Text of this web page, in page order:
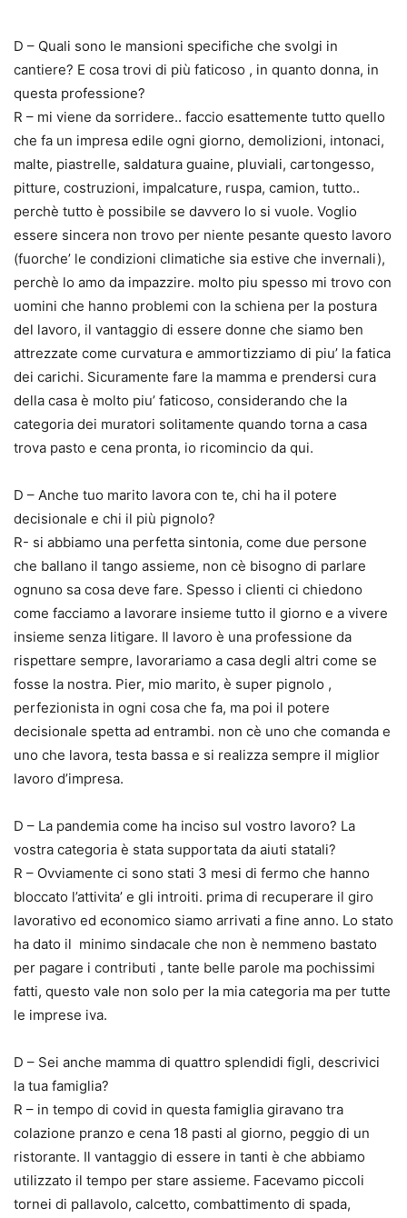
D – Quali sono le mansioni specifiche che svolgi in
cantiere? E cosa trovi di più faticoso , in quanto donna, in
questa professione?
R – mi viene da sorridere.. faccio esattemente tutto quello
che fa un impresa edile ogni giorno, demolizioni, intonaci,
malte, piastrelle, saldatura guaine, pluviali, cartongesso,
pitture, costruzioni, impalcature, ruspa, camion, tutto..
perchè tutto è possibile se davvero lo si vuole. Voglio
essere sincera non trovo per niente pesante questo lavoro
(fuorche’ le condizioni climatiche sia estive che invernali),
perchè lo amo da impazzire. molto piu spesso mi trovo con
uomini che hanno problemi con la schiena per la postura
del lavoro, il vantaggio di essere donne che siamo ben
attrezzate come curvatura e ammortizziamo di piu’ la fatica
dei carichi. Sicuramente fare la mamma e prendersi cura
della casa è molto piu’ faticoso, considerando che la
categoria dei muratori solitamente quando torna a casa
trova pasto e cena pronta, io ricomincio da qui.
D – Anche tuo marito lavora con te, chi ha il potere
decisionale e chi il più pignolo?
R- si abbiamo una perfetta sintonia, come due persone
che ballano il tango assieme, non cè bisogno di parlare
ognuno sa cosa deve fare. Spesso i clienti ci chiedono
come facciamo a lavorare insieme tutto il giorno e a vivere
insieme senza litigare. Il lavoro è una professione da
rispettare sempre, lavorariamo a casa degli altri come se
fosse la nostra. Pier, mio marito, è super pignolo ,
perfezionista in ogni cosa che fa, ma poi il potere
decisionale spetta ad entrambi. non cè uno che comanda e
uno che lavora, testa bassa e si realizza sempre il miglior
lavoro d’impresa.
D – La pandemia come ha inciso sul vostro lavoro? La
vostra categoria è stata supportata da aiuti statali?
R – Ovviamente ci sono stati 3 mesi di fermo che hanno
bloccato l’attivita’ e gli introiti. prima di recuperare il giro
lavorativo ed economico siamo arrivati a fine anno. Lo stato
ha dato il minimo sindacale che non è nemmeno bastato
per pagare i contributi , tante belle parole ma pochissimi
fatti, questo vale non solo per la mia categoria ma per tutte
le imprese iva.
D – Sei anche mamma di quattro splendidi figli, descrivici
la tua famiglia?
R – in tempo di covid in questa famiglia giravano tra
colazione pranzo e cena 18 pasti al giorno, peggio di un
ristorante. Il vantaggio di essere in tanti è che abbiamo
utilizzato il tempo per stare assieme. Facevamo piccoli
tornei di pallavolo, calcetto, combattimento di spada,